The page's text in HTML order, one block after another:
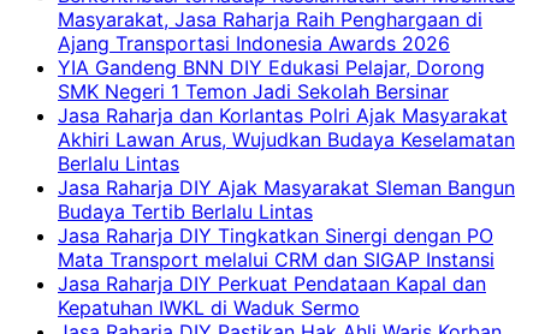
Masyarakat, Jasa Raharja Raih Penghargaan di
Ajang Transportasi Indonesia Awards 2026
YIA Gandeng BNN DIY Edukasi Pelajar, Dorong
SMK Negeri 1 Temon Jadi Sekolah Bersinar
Jasa Raharja dan Korlantas Polri Ajak Masyarakat
Akhiri Lawan Arus, Wujudkan Budaya Keselamatan
Berlalu Lintas
Jasa Raharja DIY Ajak Masyarakat Sleman Bangun
Budaya Tertib Berlalu Lintas
Jasa Raharja DIY Tingkatkan Sinergi dengan PO
Mata Transport melalui CRM dan SIGAP Instansi
Jasa Raharja DIY Perkuat Pendataan Kapal dan
Kepatuhan IWKL di Waduk Sermo